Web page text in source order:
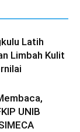
Latih
Limbah Kulit
UNIB